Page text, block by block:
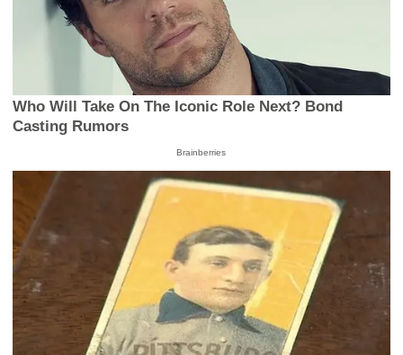
Who Will Take On The Iconic Role Next? Bond
Casting Rumors
Brainberries